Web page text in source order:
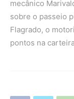
mecânico
sobre o passeio
Flagrado, o
pontos na